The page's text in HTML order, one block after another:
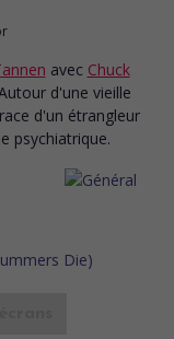
avec Chuck
d'une vieille
d'un étrangleur
psychiatrique.